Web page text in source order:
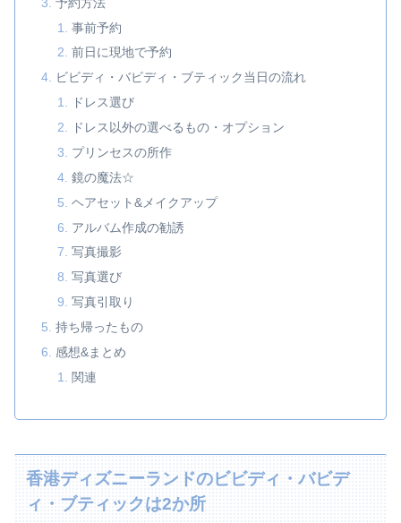
事前予約
前日に現地で予約
ビビディ・バビディ・ブティック当日の流れ
ドレス選び
ドレス以外の選べるもの・オプション
プリンセスの所作
鏡の魔法☆
ヘアセット&メイクアップ
アルバム作成の勧誘
写真撮影
写真選び
写真引取り
持ち帰ったもの
感想&まとめ
関連
香港ディズニーランドのビビディ・バビデ
ィ・ブティックは2か所